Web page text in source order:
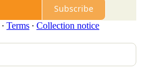
Subscribe
∙ Terms ∙ Collection notice